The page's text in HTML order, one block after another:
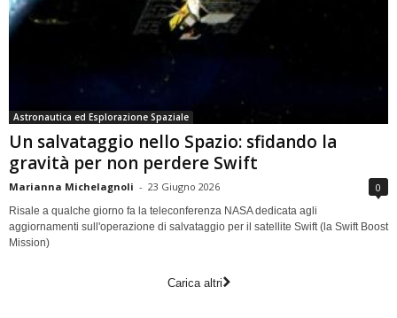
Astronautica ed Esplorazione Spaziale
Un salvataggio nello Spazio: sfidando la
gravità per non perdere Swift
Marianna Michelagnoli - 23 Giugno 2026 0
Risale a qualche giorno fa la teleconferenza NASA dedicata agli
aggiornamenti sull'operazione di salvataggio per il satellite Swift (la Swift Boost
Mission)
Carica altri